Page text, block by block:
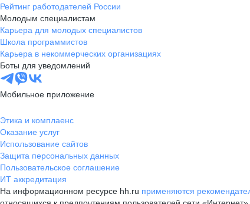
Рейтинг работодателей России
Молодым специалистам
Карьера для молодых специалистов
Школа программистов
Карьера в некоммерческих организациях
Боты для уведомлений
Мобильное приложение
Этика и комплаенс
Оказание услуг
Использование сайтов
Защита персональных данных
Пользовательское соглашение
ИТ аккредитация
На информационном ресурсе hh.ru применяются